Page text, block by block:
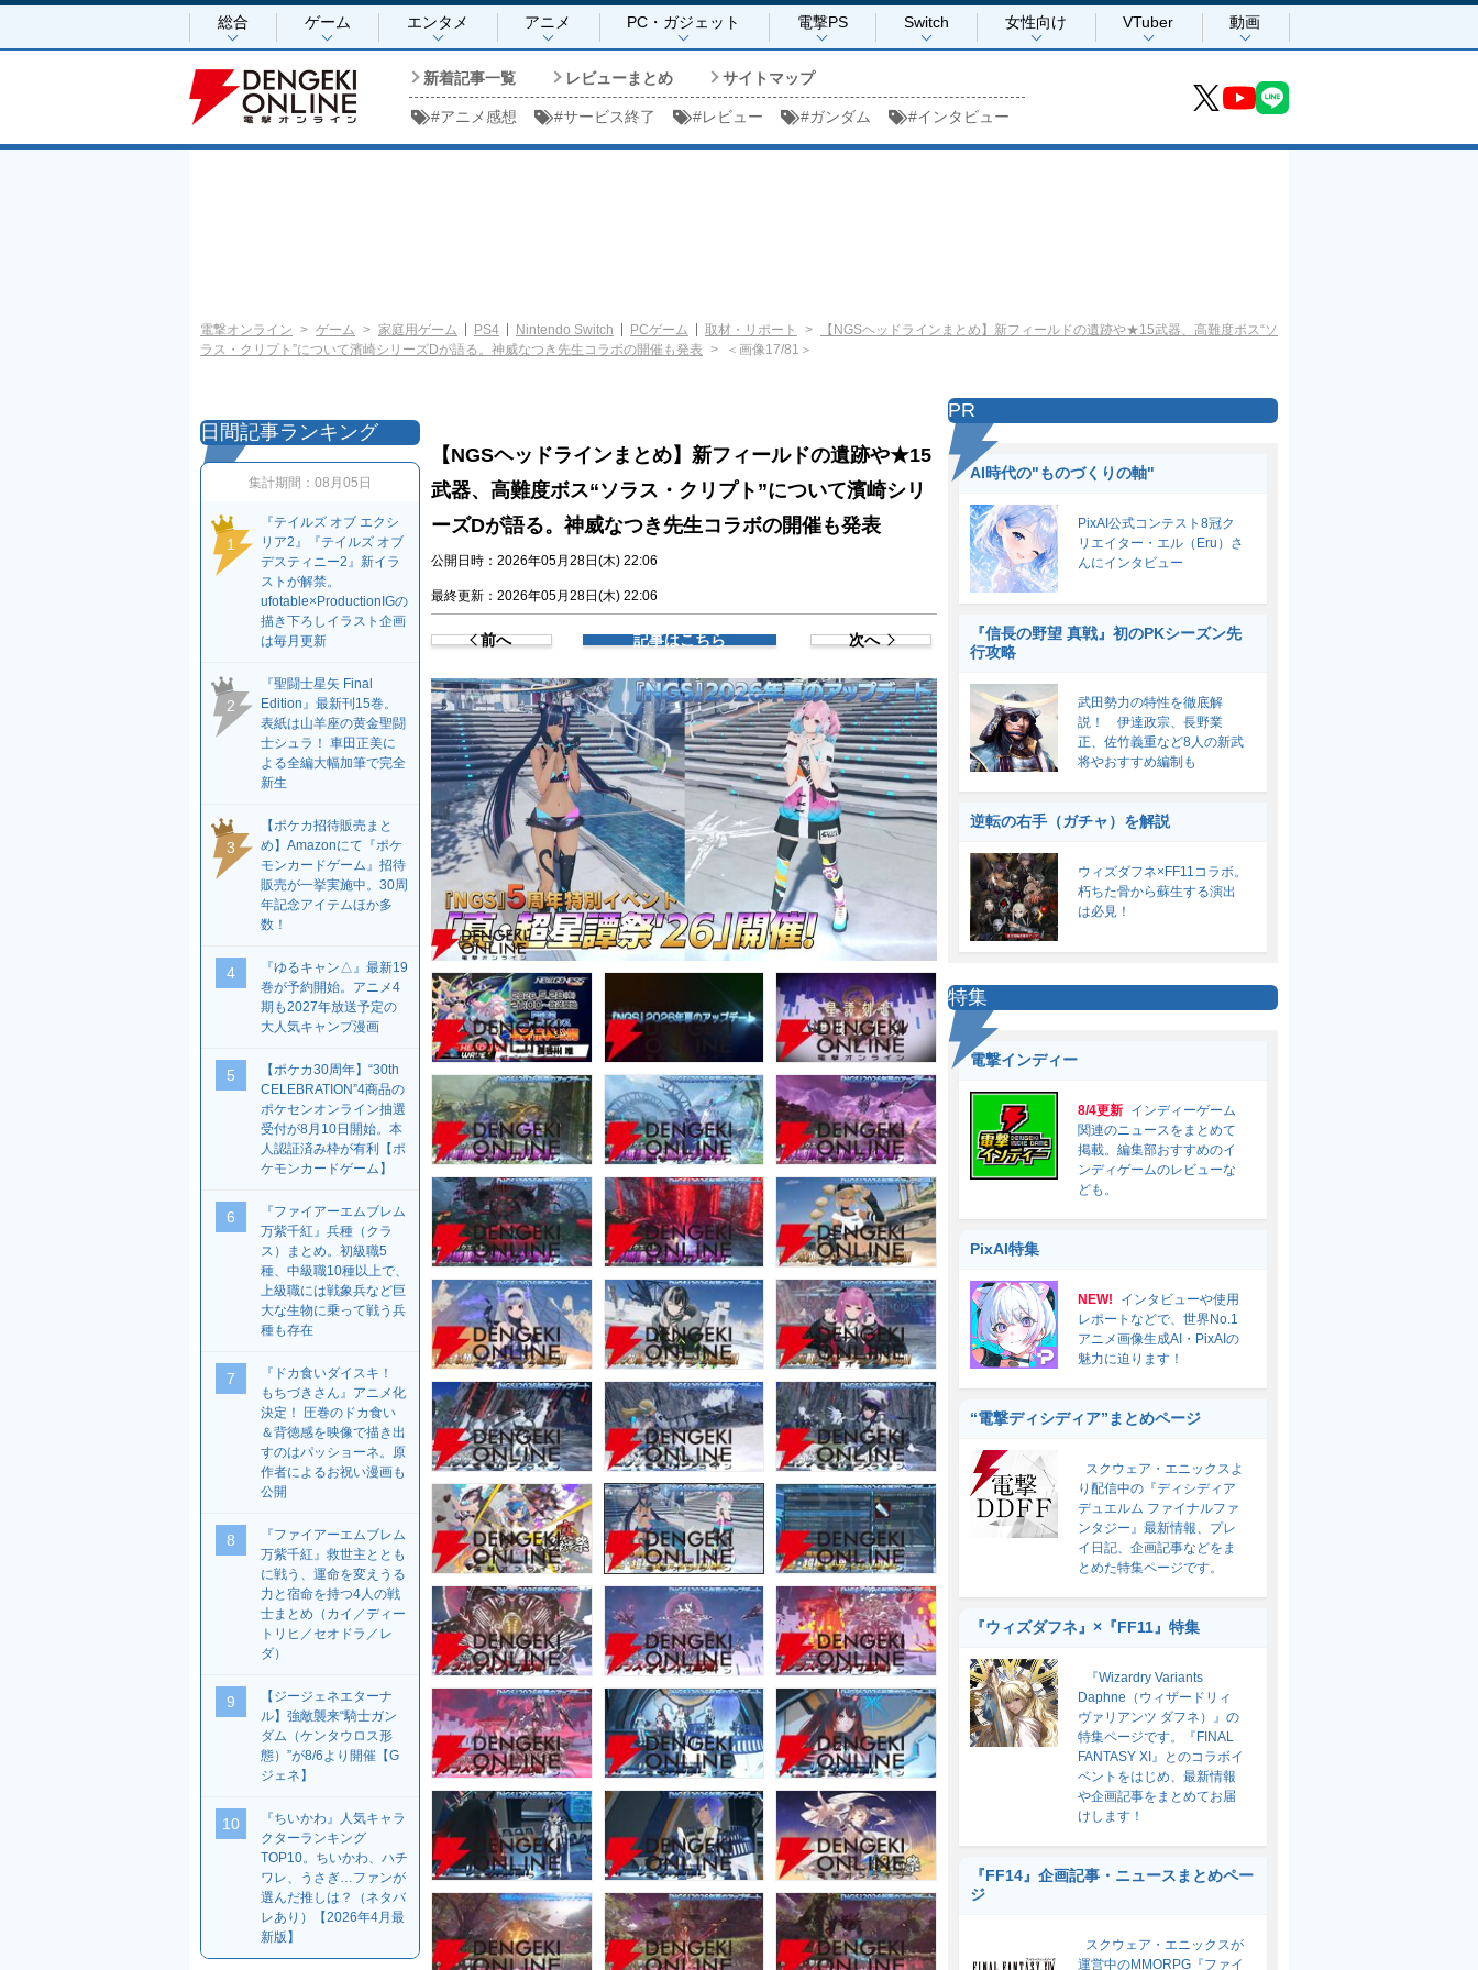
総合 ゲーム エンタメ アニメ PC・ガジェット 電撃PS Switch 女性向け VTuber 動画
新着記事一覧 レビューまとめ サイトマップ
#アニメ感想 #サービス終了 #レビュー #ガンダム #インタビュー
電撃オンライン ゲーム 家庭用ゲーム PS4 Nintendo Switch PCゲーム 取材・リポート
【NGSヘッドラインまとめ】新フィールドの遺跡や★15武器、高難度ボス“ソ
ラス・クリプト”について濱崎シリーズDが語る。神威なつき先生コラボの開催も発表
＜画像17/81＞
【NGSヘッドラインまとめ】新フィールドの遺跡や★15
武器、高難度ボス“ソラス・クリプト”について濱崎シリ
ーズDが語る。神威なつき先生コラボの開催も発表
公開日時：2026年05月28日(木) 22:06
最終更新：2026年05月28日(木) 22:06
前へ 記事はこちら 次へ
日間記事ランキング
集計期間： 08月05日
1
『テイルズ オブ エクシ
リア2』『テイルズ オブ
デスティニー2』新イラ
ストが解禁。
ufotable×ProductionIGの
描き下ろしイラスト企画
は毎月更新
2
『聖闘士星矢 Final
Edition』最新刊15巻。
表紙は山羊座の黄金聖闘
士シュラ！ 車田正美に
よる全編大幅加筆で完全
新生
3
【ポケカ招待販売まと
め】Amazonにて『ポケ
モンカードゲーム』招待
販売が一挙実施中。30周
年記念アイテムほか多
数！
4
『ゆるキャン△』最新19
巻が予約開始。アニメ4
期も2027年放送予定の
大人気キャンプ漫画
5
【ポケカ30周年】“30th
CELEBRATION”4商品の
ポケセンオンライン抽選
受付が8月10日開始。本
人認証済み枠が有利【ポ
ケモンカードゲーム】
6
『ファイアーエムブレム
万紫千紅』兵種（クラ
ス）まとめ。初級職5
種、中級職10種以上で、
上級職には戦象兵など巨
大な生物に乗って戦う兵
種も存在
7
『ドカ食いダイスキ！
もちづきさん』アニメ化
決定！ 圧巻のドカ食い
＆背徳感を映像で描き出
すのはパッショーネ。原
作者によるお祝い漫画も
公開
8
『ファイアーエムブレム
万紫千紅』救世主ととも
に戦う、運命を変えうる
力と宿命を持つ4人の戦
士まとめ（カイ／ディー
トリヒ／セオドラ／レ
ダ）
9
【ジージェネエターナ
ル】強敵襲来“騎士ガン
ダム（ケンタウロス形
態）”が8/6より開催【G
ジェネ】
10
『ちいかわ』人気キャラ
クターランキング
TOP10。ちいかわ、ハチ
ワレ、うさぎ…ファンが
選んだ推しは？（ネタバ
レあり）【2026年4月最
新版】
PR
AI時代の"ものづくりの軸"
PixAI公式コンテスト8冠ク
リエイター・エル（Eru）さ
んにインタビュー
『信長の野望 真戦』初のPKシーズン先
行攻略
武田勢力の特性を徹底解
説！ 伊達政宗、長野業
正、佐竹義重など8人の新武
将やおすすめ編制も
逆転の右手（ガチャ）を解説
ウィズダフネ×FF11コラボ。
朽ちた骨から蘇生する演出
は必見！
特集
電撃インディー
8/4更新 インディーゲーム
関連のニュースをまとめて
掲載。編集部おすすめのイ
ンディゲームのレビューな
ども。
PixAI特集
NEW!
インタビューや使用
レポートなどで、世界No.1
アニメ画像生成AI・PixAIの
魅力に迫ります！
“電撃ディシディア”まとめページ
スクウェア・エニックスよ
り配信中の『ディシディア
デュエルム ファイナルファ
ンタジー』最新情報、プレ
イ日記、企画記事などをま
とめた特集ページです。
『ウィズダフネ』×『FF11』特集
『Wizardry Variants
Daphne（ウィザードリィ
ヴァリアンツ ダフネ）』の
特集ページです。『FINAL
FANTASY XI』とのコラボイ
ベントをはじめ、最新情報
や企画記事をまとめてお届
けします！
『FF14』企画記事・ニュースまとめペー
ジ
スクウェア・エニックスが
運営中のMMORPG『ファイ